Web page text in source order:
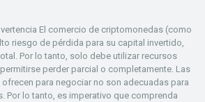
El comercio de criptomonedas (como
riesgo de pérdida para su capital invertido,
Por lo tanto, solo debe utilizar recursos
perder parcial o completamente. Las
para negociar no son adecuadas para
Por lo tanto, es imperativo que comprenda